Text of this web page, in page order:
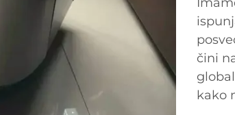
čini
kako